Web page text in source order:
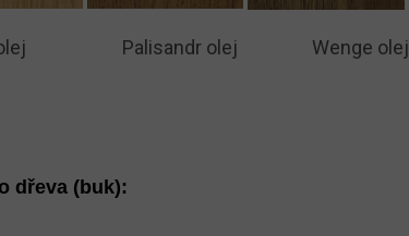
Palisandr olej Wenge olej
dřeva (buk):